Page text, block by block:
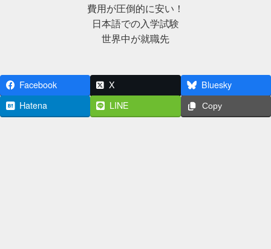
費用が圧倒的に安い！
日本語での入学試験
世界中が就職先
Facebook X
Bluesky
Hatena
LINE Copy